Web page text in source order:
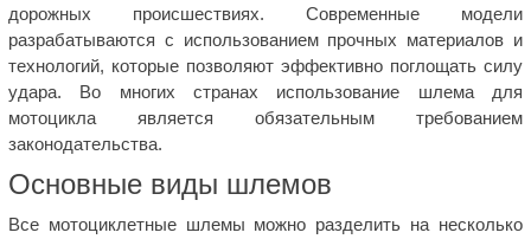
дорожных происшествиях. Современные модели
разрабатываются с использованием прочных материалов и
технологий, которые позволяют эффективно поглощать силу
удара. Во многих странах использование шлема для
мотоцикла является обязательным требованием
законодательства.
Основные виды шлемов
Все мотоциклетные шлемы можно разделить на несколько